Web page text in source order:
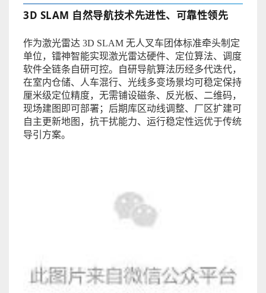
3D SLAM 自然导航技术先进性、可靠性领先
作为激光雷达 3D SLAM 无人叉车团体标准牵头制定
单位，镭神智能实现激光雷达硬件、定位算法、调度
软件全链条自研可控。自研导航算法历经多代迭代，
在室内仓储、人车混行、光线多变场景均可稳定保持
厘米级定位精度，无需铺设磁条、反光板、二维码，
现场建图即可部署；后期库区动线调整、厂区扩建可
自主更新地图，抗干扰能力、运行稳定性远优于传统
导引方案。